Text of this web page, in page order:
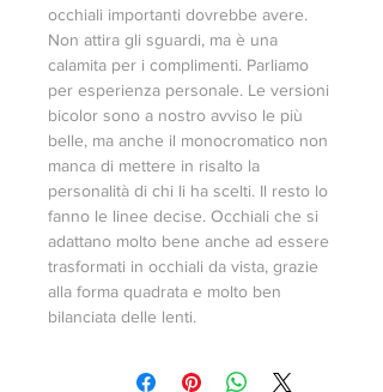
occhiali importanti dovrebbe avere.
Non attira gli sguardi, ma è una
calamita per i complimenti. Parliamo
per esperienza personale. Le versioni
bicolor sono a nostro avviso le più
belle, ma anche il monocromatico non
manca di mettere in risalto la
personalità di chi li ha scelti. Il resto lo
fanno le linee decise. Occhiali che si
adattano molto bene anche ad essere
trasformati in occhiali da vista, grazie
alla forma quadrata e molto ben
bilanciata delle lenti.